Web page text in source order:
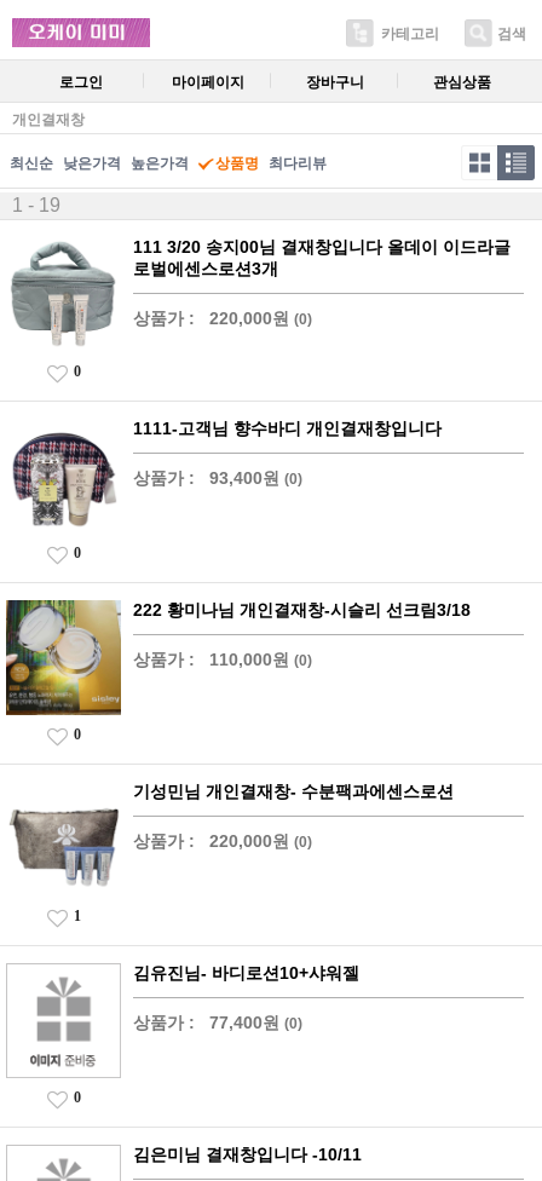
카테고리 검색
로그인 마이페이지 장바구니 관심상품
개인결재창
최신순 낮은가격 높은가격 상품명 최다리뷰
1 - 19
111 3/20 송지00님 결재창입니다 올데이 이드라글
로벌에센스로션3개
상품가 : 220,000원 (0)
0
1111-고객님 향수바디 개인결재창입니다
상품가 : 93,400원 (0)
0
222 황미나님 개인결재창-시슬리 선크림3/18
상품가 : 110,000원 (0)
0
기성민님 개인결재창- 수분팩과에센스로션
상품가 : 220,000원 (0)
1
김유진님- 바디로션10+샤워젤
상품가 : 77,400원 (0)
0
김은미님 결재창입니다 -10/11